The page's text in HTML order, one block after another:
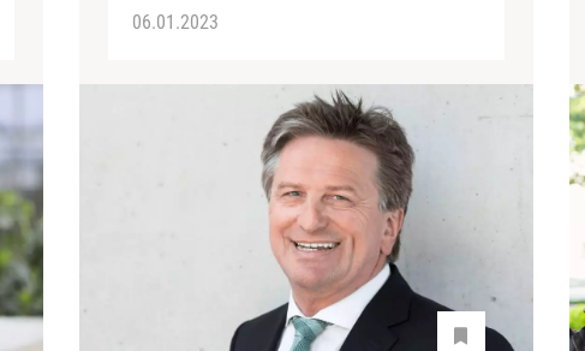
06.01.2023